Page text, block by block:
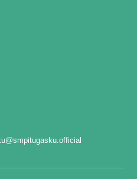
@smpitugasku.official